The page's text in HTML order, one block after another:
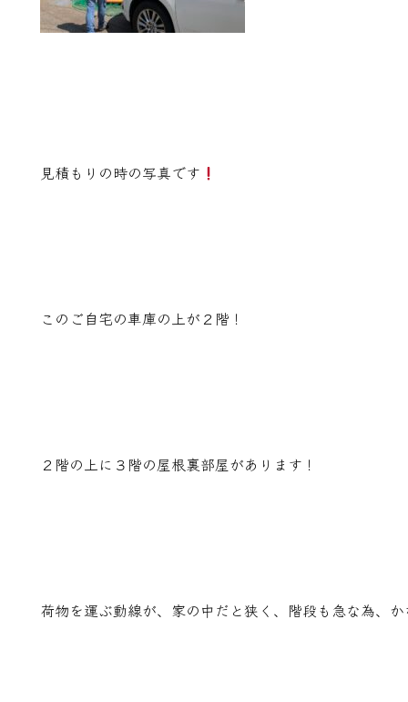
見積もりの時の写真です
このご自宅の車庫の上が２階！
２階の上に３階の屋根裏部屋があります！
荷物を運ぶ動線が、家の中だと狭く、階段も急な為、